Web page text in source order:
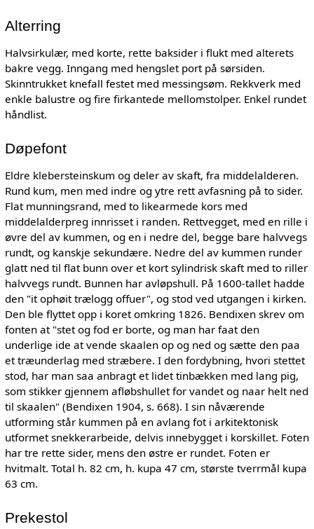
Alterring
Halvsirkulær, med korte, rette baksider i flukt med alterets
bakre vegg. Inngang med hengslet port på sørsiden.
Skinntrukket knefall festet med messingsøm. Rekkverk med
enkle balustre og fire firkantede mellomstolper. Enkel rundet
håndlist.
Døpefont
Eldre klebersteinskum og deler av skaft, fra middelalderen.
Rund kum, men med indre og ytre rett avfasning på to sider.
Flat munningsrand, med to likearmede kors med
middelalderpreg innrisset i randen. Rettvegget, med en rille i
øvre del av kummen, og en i nedre del, begge bare halvvegs
rundt, og kanskje sekundære. Nedre del av kummen runder
glatt ned til flat bunn over et kort sylindrisk skaft med to riller
halvvegs rundt. Bunnen har avløpshull. På 1600-tallet hadde
den "it ophøit trælogg offuer", og stod ved utgangen i kirken.
Den ble flyttet opp i koret omkring 1826. Bendixen skrev om
fonten at "stet og fod er borte, og man har faat den
underlige ide at vende skaalen op og ned og sætte den paa
et træunderlag med stræbere. I den fordybning, hvori stettet
stod, har man saa anbragt et lidet tinbækken med lang pig,
som stikker gjennem afløbshullet for vandet og naar helt ned
til skaalen" (Bendixen 1904, s. 668). I sin nåværende
utforming står kummen på en avlang fot i arkitektonisk
utformet snekkerarbeide, delvis innebygget i korskillet. Foten
har tre rette sider, mens den østre er rundet. Foten er
hvitmalt. Total h. 82 cm, h. kupa 47 cm, største tverrmål kupa
63 cm.
Prekestol